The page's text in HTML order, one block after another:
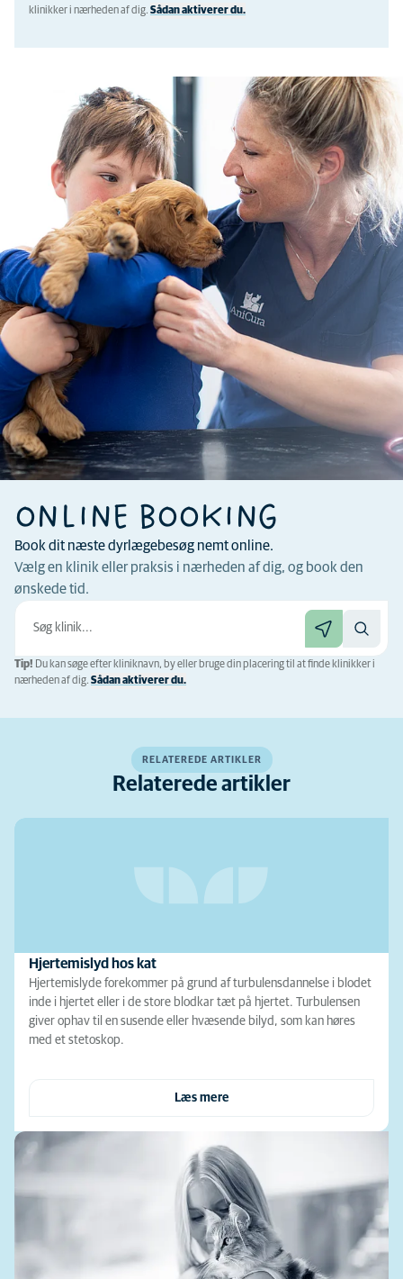
klinikker i nærheden af ​​dig. Sådan aktiverer du.
ONLINE BOOKING
Book dit næste dyrlægebesøg nemt online.
Vælg en klinik eller praksis i nærheden af ​​dig, og book den
ønskede tid.
Tip! Du kan søge efter kliniknavn, by eller bruge din placering til at finde klinikker i
nærheden af ​​dig. Sådan aktiverer du.
RELATEREDE ARTIKLER
Relaterede artikler
Hjertemislyd hos kat
Hjertemislyde forekommer på grund af turbulensdannelse i blodet
inde i hjertet eller i de store blodkar tæt på hjertet. Turbulensen
giver ophav til en susende eller hvæsende bilyd, som kan høres
med et stetoskop.
Læs mere